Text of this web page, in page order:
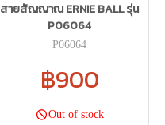
สายสัญญาณ ERNIE BALL รุ่น
P06064
P06064
฿900
Out of stock